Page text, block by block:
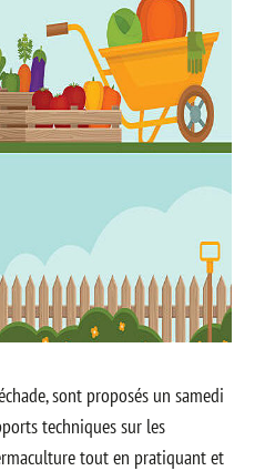
sont proposés un samedi
techniques sur les
tout en pratiquant et